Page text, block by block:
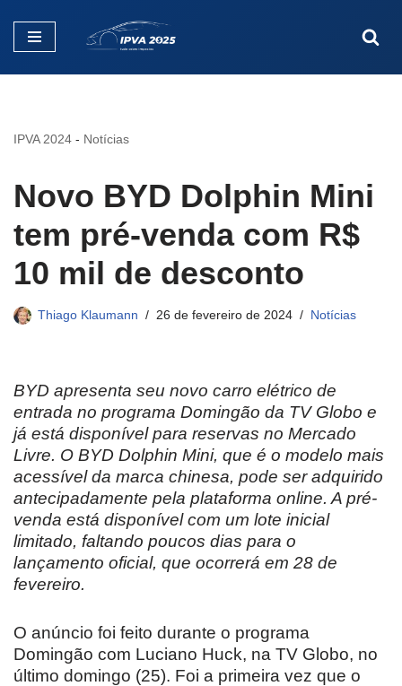
Pular
IPVA 2024 - Notícias
Novo BYD Dolphin Mini
tem pré-venda com R$
10 mil de desconto
Thiago Klaumann 26 de fevereiro de 2024 Notícias
BYD apresenta seu novo carro elétrico de
entrada no programa Domingão da TV Globo e
já está disponível para reservas no Mercado
Livre. O BYD Dolphin Mini, que é o modelo mais
acessível da marca chinesa, pode ser adquirido
antecipadamente pela plataforma online. A pré-
venda está disponível com um lote inicial
limitado, faltando poucos dias para o
lançamento oficial, que ocorrerá em 28 de
fevereiro.
O anúncio foi feito durante o programa
Domingão com Luciano Huck, na TV Globo, no
último domingo (25). Foi a primeira vez que o